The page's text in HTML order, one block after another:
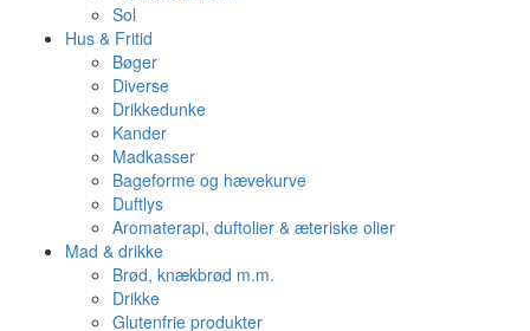
Sol
Hus & Fritid
Bøger
Diverse
Drikkedunke
Kander
Madkasser
Bageforme og hævekurve
Duftlys
Aromaterapi, duftolier & æteriske olier
Mad & drikke
Brød, knækbrød m.m.
Drikke
Glutenfrie produkter